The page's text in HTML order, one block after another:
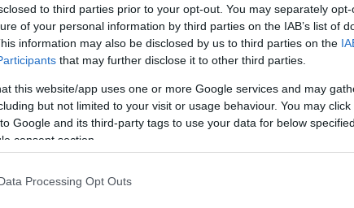
to third parties prior to your opt-out. You may separately
of your personal information by third parties on the IAB’s list of
information may also be disclosed by us to third parties on the
that may further disclose it to other third parties.
this website/app uses one or more Google services and may
but not limited to your visit or usage behaviour. You may
Google and its third-party tags to use your data for below
consent section.
Processing Opt Outs
premier követ.